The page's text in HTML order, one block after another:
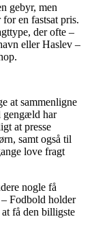
gebyr, men
en fastsat pris.
der ofte –
eller Haslev –
at sammenligne
gengæld har
at presse
samt også til
love fragt
nogle få
Fodbold holder
få den billigste